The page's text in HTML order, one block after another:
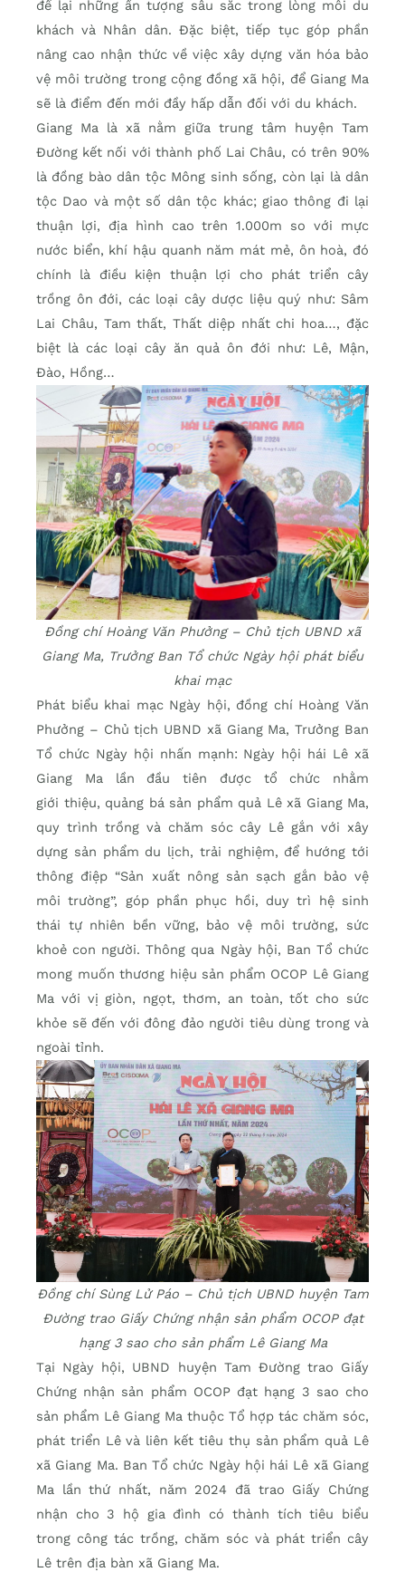
để lại những ấn tượng sâu sắc trong lòng mỗi du
khách và Nhân dân. Đặc biệt, tiếp tục góp phần
nâng cao nhận thức về việc xây dựng văn hóa bảo
vệ môi trường trong cộng đồng xã hội, để Giang Ma
sẽ là điểm đến mới đầy hấp dẫn đối với du khách.
Giang Ma là xã nằm giữa trung tâm huyện Tam
Đường kết nối với thành phố Lai Châu, có trên 90%
là đồng bào dân tộc Mông sinh sống, còn lại là dân
tộc Dao và một số dân tộc khác; giao thông đi lại
thuận lợi, địa hình cao trên 1.000m so với mực
nước biển, khí hậu quanh năm mát mẻ, ôn hoà, đó
chính là điều kiện thuận lợi cho phát triển cây
trồng ôn đới, các loại cây dược liệu quý như: Sâm
Lai Châu, Tam thất, Thất diệp nhất chi hoa…, đặc
biệt là các loại cây ăn quả ôn đới như: Lê, Mận,
Đào, Hồng…
Đồng chí Hoàng Văn Phưởng – Chủ tịch UBND xã
Giang Ma, Trưởng Ban Tổ chức Ngày hội phát biểu
khai mạc
Phát biểu khai mạc Ngày hội, đồng chí Hoàng Văn
Phưởng – Chủ tịch UBND xã Giang Ma, Trưởng Ban
Tổ chức Ngày hội nhấn mạnh: Ngày hội hái Lê xã
Giang Ma lần đầu tiên được tổ chức nhằm
giới thiệu, quảng bá sản phẩm quả Lê xã Giang Ma,
quy trình trồng và chăm sóc cây Lê gắn với xây
dựng sản phẩm du lịch, trải nghiệm, để hướng tới
thông điệp “Sản xuất nông sản sạch gắn bảo vệ
môi trường”, góp phần phục hồi, duy trì hệ sinh
thái tự nhiên bền vững, bảo vệ môi trường, sức
khoẻ con người. Thông qua Ngày hội, Ban Tổ chức
mong muốn thương hiệu sản phẩm OCOP Lê Giang
Ma với vị giòn, ngọt, thơm, an toàn, tốt cho sức
khỏe sẽ đến với đông đảo người tiêu dùng trong và
ngoài tỉnh.
Đồng chí Sùng Lử Páo – Chủ tịch UBND huyện Tam
Đường trao Giấy Chứng nhận sản phẩm OCOP đạt
hạng 3 sao cho sản phẩm Lê Giang Ma
Tại Ngày hội, UBND huyện Tam Đường trao Giấy
Chứng nhận sản phẩm OCOP đạt hạng 3 sao cho
sản phẩm Lê Giang Ma thuộc Tổ hợp tác chăm sóc,
phát triển Lê và liên kết tiêu thụ sản phẩm quả Lê
xã Giang Ma. Ban Tổ chức Ngày hội hái Lê xã Giang
Ma lần thứ nhất, năm 2024 đã trao Giấy Chứng
nhận cho 3 hộ gia đình có thành tích tiêu biểu
trong công tác trồng, chăm sóc và phát triển cây
Lê trên địa bàn xã Giang Ma.